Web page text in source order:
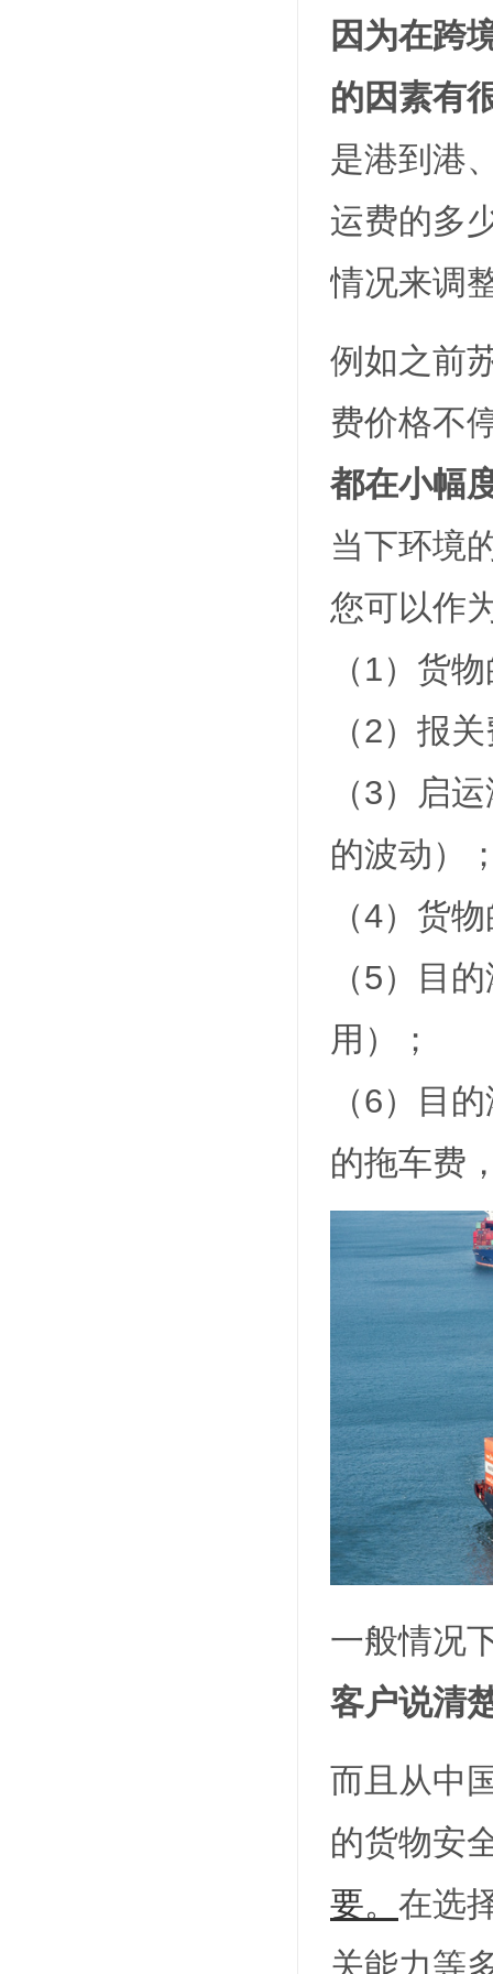
因为在跨
的因素有
是港到港
运费的多
情况来调
例如之前
费价格不
都在小幅
当下环境
您可以作
（1）货
（2）报
（3）启
的波动）
（4）货
（5）目
用）；
（6）目
的拖车费
一般情况
客户说清
而且从中
的货物安
要。 在选
关能力等